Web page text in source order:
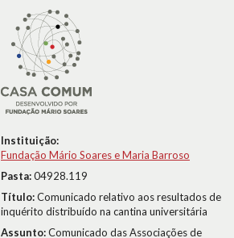
Instituição:
Fundação Mário Soares e Maria Barroso
Pasta:04928.119
Título:Comunicado relativo aos resultados de
inquérito distribuído na cantina universitária
Assunto:Comunicado das Associações de